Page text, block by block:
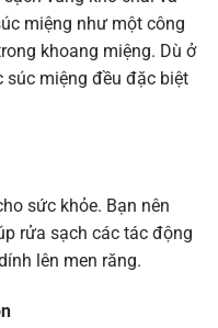
miệng như một công
khoang miệng. Dù ở
miệng đều đặc biệt
sức khỏe. Bạn nên
rửa sạch các tác động
lên men răng.